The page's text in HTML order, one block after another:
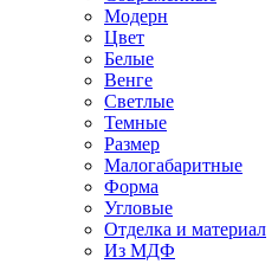
Модерн
Цвет
Белые
Венге
Светлые
Темные
Размер
Малогабаритные
Форма
Угловые
Отделка и материал
Из МДФ